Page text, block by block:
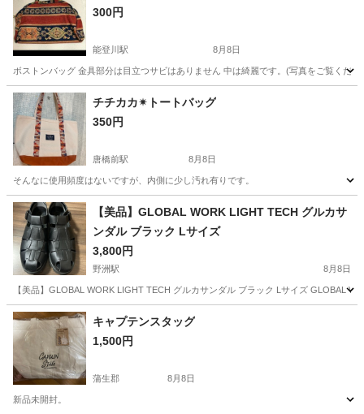
300円
能登川駅 8月8日
ボストンバッグ 金具部分は目立つサビはありません 中は綺麗です。(写真をご覧くだ
滋賀 東近江市 能登川駅 バッグ ボストンバッグ
チチカカ✴︎トートバッグ
350円
唐橋前駅 8月8日
そんなに使用頻度はないですが、内側に少し汚れ有りです。
滋賀 大津市 唐橋前駅
【美品】GLOBAL WORK LIGHT TECH グルカサ
ンダル ブラック Lサイズ
3,800円
野洲駅 8月8日
【美品】GLOBAL WORK LIGHT TECH グルカサンダル ブラック Lサイズ GLOBAL
滋賀 野洲市 野洲駅
キャプテンスタッグ
1,500円
蒲生郡 8月8日
新品未開封。